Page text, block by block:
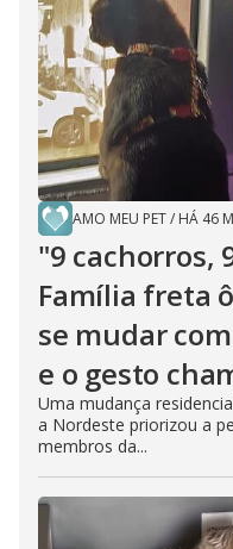
AMO MEU PET/ HÁ 46
"9 cachorros,
Família freta
se mudar
e o gesto
Uma mudança
a Nordeste priorizou a
membros da...